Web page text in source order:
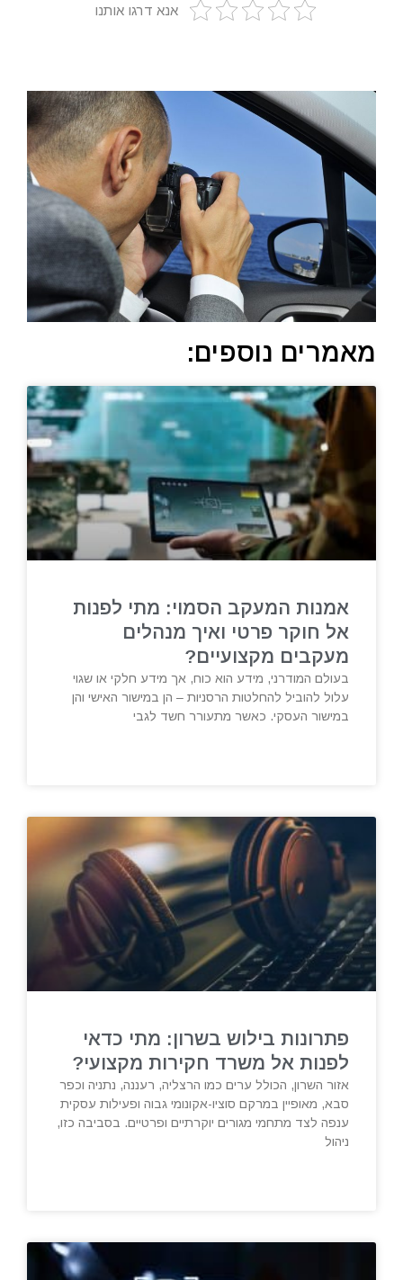
אנא דרגו אותנו
מאמרים נוספים:
אמנות המעקב הסמוי: מתי לפנות
אל חוקר פרטי ואיך מנהלים
מעקבים מקצועיים?
בעולם המודרני, מידע הוא כוח, אך מידע חלקי או שגוי
עלול להוביל להחלטות הרסניות – הן במישור האישי והן
במישור העסקי. כאשר מתעורר חשד לגבי
פתרונות בילוש בשרון: מתי כדאי
לפנות אל משרד חקירות מקצועי?
אזור השרון, הכולל ערים כמו הרצליה, רעננה, נתניה וכפר
סבא, מאופיין במרקם סוציו-אקונומי גבוה ופעילות עסקית
ענפה לצד מתחמי מגורים יוקרתיים ופרטיים. בסביבה כזו,
ניהול